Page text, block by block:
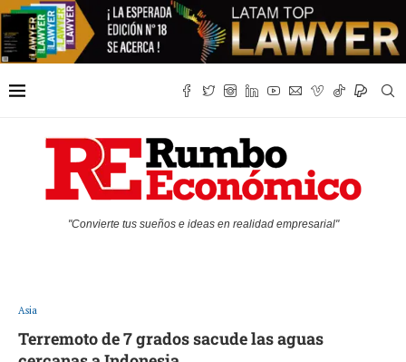
"Convierte tus sueños e ideas en realidad empresarial"
Asia
Terremoto de 7 grados sacude las aguas